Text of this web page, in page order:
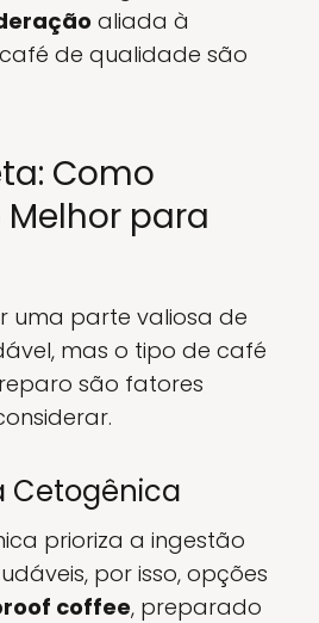
aliada à
de qualidade são
Como
Melhor para
uma parte valiosa de
mas o tipo de café
são fatores
Cetogênica
prioriza a ingestão
por isso, opções
coffee, preparado